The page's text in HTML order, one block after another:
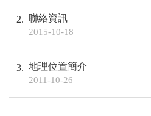
2 聯絡資訊
2015-10-18
3 地理位置簡介
2011-10-26